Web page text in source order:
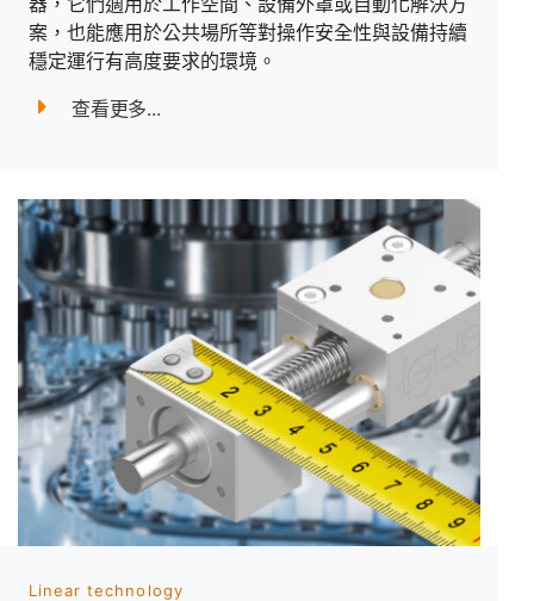
案，也能應用於公共場所等對操作安全性與設備持續
穩定運行有高度要求的環境。
查看更多...
Linear technology